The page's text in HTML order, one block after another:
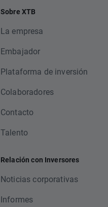
Sobre XTB
La empresa
Embajador
Plataforma de inversión
Colaboradores
Contacto
Talento
Relación con Inversores
Noticias corporativas
Informes